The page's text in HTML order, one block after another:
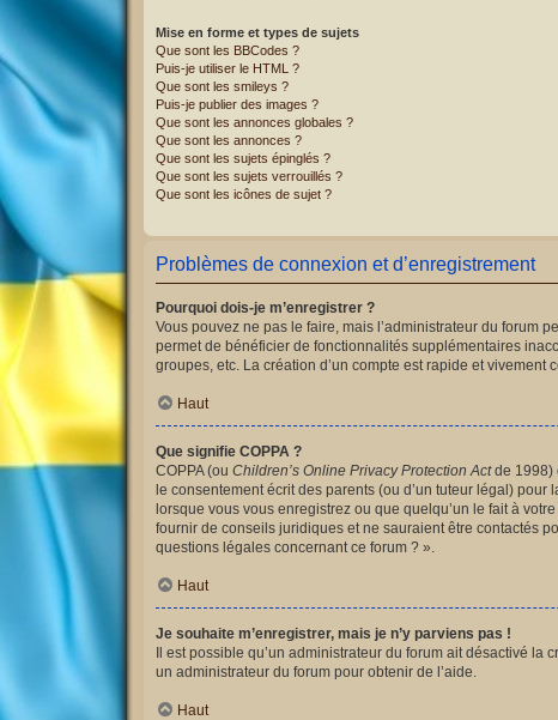
Mise en forme et types de sujets
Que sont les BBCodes ?
Puis-je utiliser le HTML ?
Que sont les smileys ?
Puis-je publier des images ?
Que sont les annonces globales ?
Que sont les annonces ?
Que sont les sujets épinglés ?
Que sont les sujets verrouillés ?
Que sont les icônes de sujet ?
Problèmes de connexion et d’enregistrement
Pourquoi dois-je m’enregistrer ?
Vous pouvez ne pas le faire, mais l’administrateur du forum
permet de bénéficier de fonctionnalités supplémentaires
groupes, etc. La création d’un compte est rapide et vivement
Haut
Que signifie COPPA ?
COPPA (ou Children’s Online Privacy Protection Actde 1998)
le consentement écrit des parents (ou d’un tuteur légal) pour
lorsque vous vous enregistrez ou que quelqu’un le fait à
fournir de conseils juridiques et ne sauraient être contactés
questions légales concernant ce forum ? ».
Haut
Je souhaite m’enregistrer, mais je n’y parviens pas !
Il est possible qu’un administrateur du forum ait désactivé la
un administrateur du forum pour obtenir de l’aide.
Haut